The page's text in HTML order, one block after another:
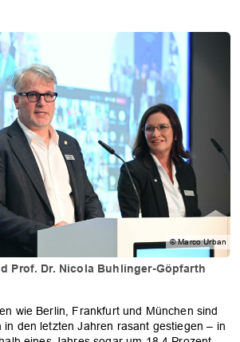
© Marco Urban
Prof. Dr. Nicola Buhlinger-Göpfarth
wie Berlin, Frankfurt und München sind
in den letzten Jahren rasant gestiegen – in